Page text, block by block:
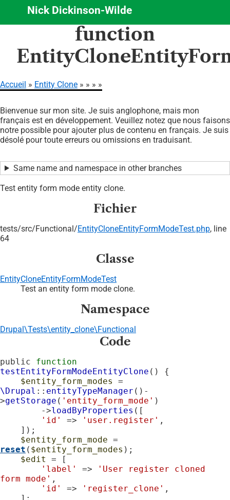
Aller
contenu
principal
Nick Dickinson-Wilde
function
d'Ariane
Accueil Entity Clone
Bienvenue sur mon site. Je suis anglophone, mais mon
français est en développement. Veuillez notez que nous faisons
notre possible pour ajouter plus de contenu en français. Je suis
désolé pour toute erreurs ou omissions en traduisant.
Same name and namespace in other branches
Test entity form mode entity clone.
Fichier
tests/src/Functional/EntityCloneEntityFormModeTest.php, line
64
Classe
EntityCloneEntityFormModeTest
Test an entity form mode clone.
Namespace
Drupal\Tests\entity_clone\Functional
Code
public function
testEntityFormModeEntityClone () {
$entity_form_modes
\Drupal :: entityTypeManager ()-
>getStorage ( 'entity_form_mode' )
        ->
loadByProperties ([
'id'
=> 'user.register' ,
$entity_form_mode
reset ( $entity_form_modes );
$edit
= [
'label'
=>
'User register cloned
form mode' ,
'id'
=> 'register_clone' ,